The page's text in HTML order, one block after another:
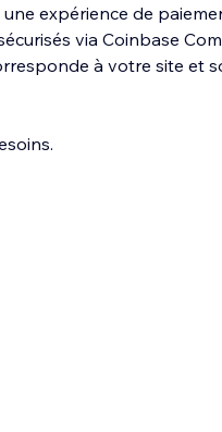
expérience de
via Coinbase
à votre site et